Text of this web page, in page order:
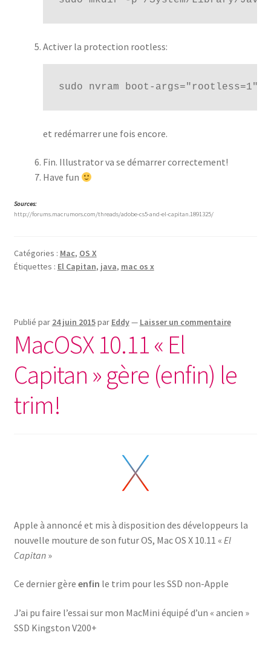
Activer la protection rootless:
sudo nvram boot-args="rootless=1"
et redémarrer une fois encore.
Fin. Illustrator va se démarrer correctement!
Have fun
Sources:
http://forums.macrumors.com/threads/adobe-cs5-and-el-capitan.1891325/
Catégories : Mac, OS X
Étiquettes : El Capitan, java, mac os x
Publié par 24 juin 2015par Eddy— Laisser un commentaire
MacOSX 10.11 « El
Capitan » gère (enfin) le
trim!
Apple à annoncé et mis à disposition des développeurs la
nouvelle mouture de son futur OS, Mac OS X 10.11 « El
Capitan»
Ce dernier gère enfin le trim pour les SSD non-Apple
J’ai pu faire l’essai sur mon MacMini équipé d’un « ancien »
SSD Kingston V200+